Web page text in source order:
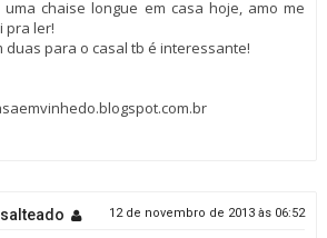
uma chaise longue em casa hoje, amo me
pra ler!
duas para o casal tb é interessante!
12 de novembro de 2013 às 06:52